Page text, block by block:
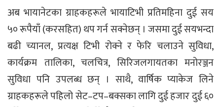
अब भायानेटका ग्राहकहरूले भायाटिभी प्रतिमहिना दुई सय
५० रूपैयाँ (करसहित) थप गर्न सक्नेछन् । जसमा दुई सयभन्दा
बढी च्यानल, प्रत्यक्ष टिभी रोक्ने र फेरि चलाउने सुविधा,
कार्यक्रम तालिका, चलचित्र, सिरिजलगायतका मनोरञ्जन
सुविधा पनि उपलब्ध छन् । साथै, वार्षिक प्याकेज लिने
ग्राहकहरूले पहिलो सेट–टप–बक्सका लागि दुई हजार दुई ६०